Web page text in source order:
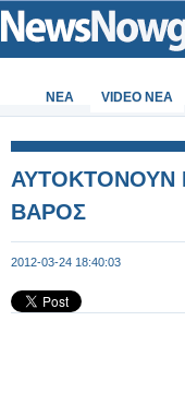
ΝΕΑ VIDEO NEA
ΑΥΤΟΚΤΟΝΟΥΝ
ΒΑΡΟΣ
2012-03-24 18:40:03